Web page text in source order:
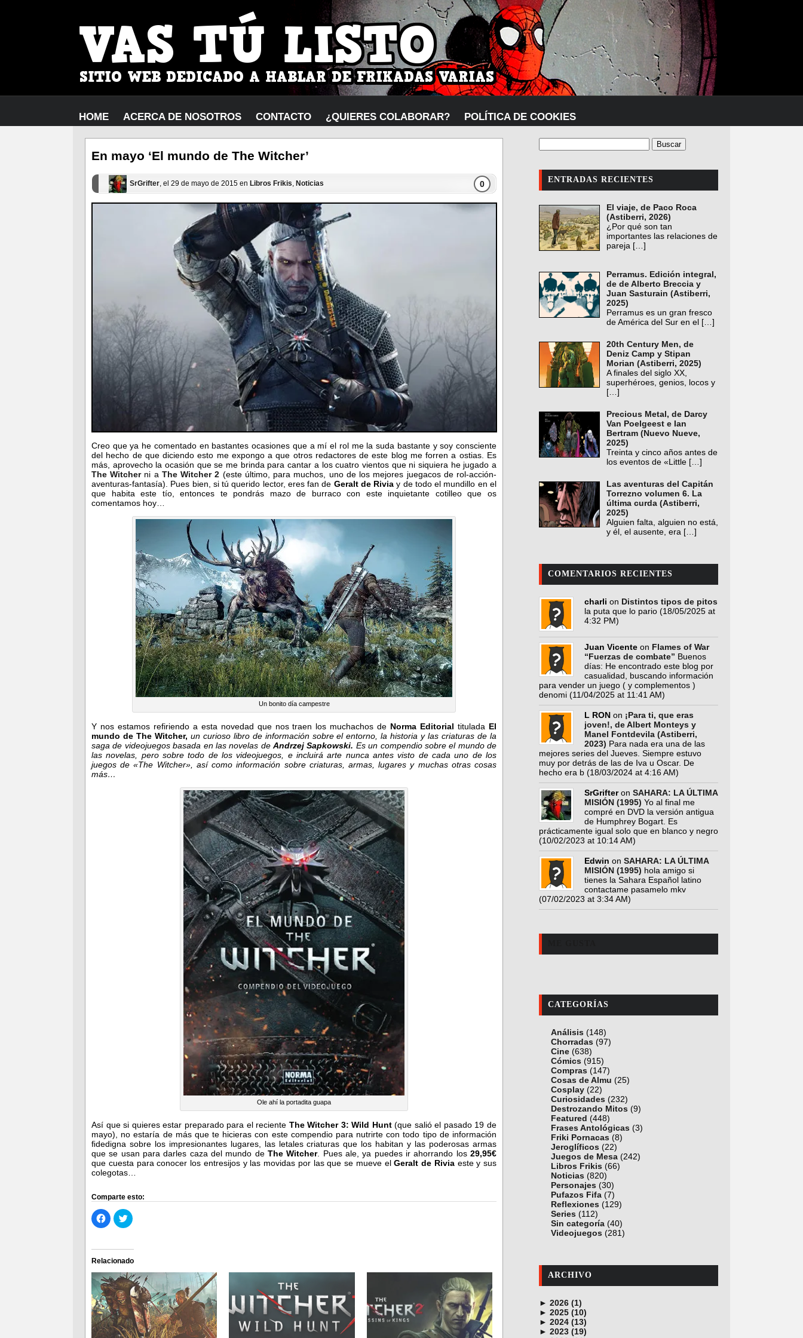
HOME ACERCA DE NOSOTROS CONTACTO ¿QUIERES COLABORAR? POLÍTICA DE COOKIES
En mayo ‘El mundo de The Witcher’
SrGrifter, el 29 de mayo de 2015 en Libros Frikis, Noticias 0
Creo que ya he comentado en bastantes ocasiones que a mí el rol me la suda bastante y soy consciente
del hecho de que diciendo esto me expongo a que otros redactores de este blog me forren a ostias. Es
más, aprovecho la ocasión que se me brinda para cantar a los cuatro vientos que ni siquiera he jugado a
The Witcherni a The Witcher 2 (este último, para muchos, uno de los mejores juegacos de rol-acción-
aventuras-fantasía). Pues bien, si tú querido lector, eres fan de Geralt de Rivia y de todo el mundillo en el
que habita este tío, entonces te pondrás mazo de burraco con este inquietante cotilleo que os
comentamos hoy…
Un bonito día campestre
Y nos estamos refiriendo a esta novedad que nos traen los muchachos de Norma Editorial titulada El
mundo de The Witcher, un curioso libro de información sobre el entorno, la historia y las criaturas de la
saga de videojuegos basada en las novelas de Andrzej Sapkowski. Es un compendio sobre el mundo de
las novelas, pero sobre todo de los videojuegos, e incluirá arte nunca antes visto de cada uno de los
juegos de «The Witcher», así como información sobre criaturas, armas, lugares y muchas otras cosas
más…
Ole ahí la portadita guapa
Así que si quieres estar preparado para el reciente The Witcher 3: Wild Hunt(que salió el pasado 19 de
mayo), no estaría de más que te hicieras con este compendio para nutrirte con todo tipo de información
ﬁdedigna sobre los impresionantes lugares, las letales criaturas que los habitan y las poderosas armas
que se usan para darles caza del mundo de The Witcher. Pues ale, ya puedes ir ahorrando los29,95€
que cuesta para conocer los entresijos y las movidas por las que se mueve elGeralt de Riviaeste y sus
colegotas…
Comparte esto:
Haz
clic
para
Facebook
(Se
abre
en
una
ventana
nueva)
Haz
clic
Twitter
(Se
abre
en
una
ventana
nueva)
Relacionado
ENTRADAS RECIENTES
El viaje, de Paco Roca
(Astiberri, 2026)
¿Por qué son tan
importantes las relaciones de
pareja […]
Perramus. Edición integral,
de de Alberto Breccia y
Juan Sasturain (Astiberri,
2025)
Perramus es un gran fresco
de América del Sur en el […]
20th Century Men, de
Deniz Camp y Stipan
Morian (Astiberri, 2025)
A finales del siglo XX,
superhéroes, genios, locos y
[…]
Precious Metal, de Darcy
Van Poelgeest e Ian
Bertram (Nuevo Nueve,
2025)
Treinta y cinco años antes de
los eventos de «Little […]
Las aventuras del Capitán
Torrezno volumen 6. La
última curda (Astiberri,
2025)
Alguien falta, alguien no está,
y él, el ausente, era […]
COMENTARIOS RECIENTES
charli on Distintos tipos de pitos
la puta que lo pario (18/05/2025 at
4:32 PM)
Juan Vicente on Flames of War
“Fuerzas de combate” Buenos
días: He encontrado este blog por
casualidad, buscando información
para vender un juego ( y complementos )
denomi (11/04/2025 at 11:41 AM)
L RON on ¡Para ti, que eras
joven!, de Albert Monteys y
Manel Fontdevila (Astiberri,
2023) Para nada era una de las
mejores series del Jueves. Siempre estuvo
muy por detrás de las de Iva u Oscar. De
hecho era b (18/03/2024 at 4:16 AM)
SrGrifteron SAHARA: LA ÚLTIMA
MISIÓN (1995) Yo al final me
compré en DVD la versión antigua
de Humphrey Bogart. Es
prácticamente igual solo que en blanco y negro
(10/02/2023 at 10:14 AM)
Edwin on SAHARA: LA ÚLTIMA
MISIÓN (1995) hola amigo si
tienes la Sahara Español latino
contactame pasamelo mkv
(07/02/2023 at 3:34 AM)
CATEGORÍAS
Análisis (148)
Chorradas (97)
Cine (638)
Cómics (915)
Compras (147)
Cosas de Almu (25)
Cosplay (22)
Curiosidades (232)
Destrozando Mitos (9)
Featured (448)
Frases Antológicas (3)
Friki Pornacas (8)
Jeroglíficos (22)
Juegos de Mesa (242)
Libros Frikis (66)
Noticias (820)
Personajes (30)
Pufazos Fifa (7)
Reflexiones (129)
Series (112)
Sin categoría (40)
Videojuegos (281)
ARCHIVO
► 2026 (1)
junio (1)
► 2025 (10)
noviembre (1)
octubre (1)
► 2024 (13)
diciembre (4)
► 2023 (19)